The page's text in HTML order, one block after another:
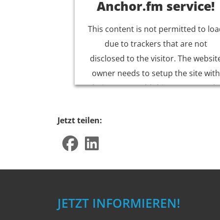
Anchor.fm service!
This content is not permitted to
due to trackers that are not
disclosed to the visitor. The
owner needs to setup the site with
their CMP to add this content to
Powered by
Jetzt teilen:
JETZT INFORMIEREN!